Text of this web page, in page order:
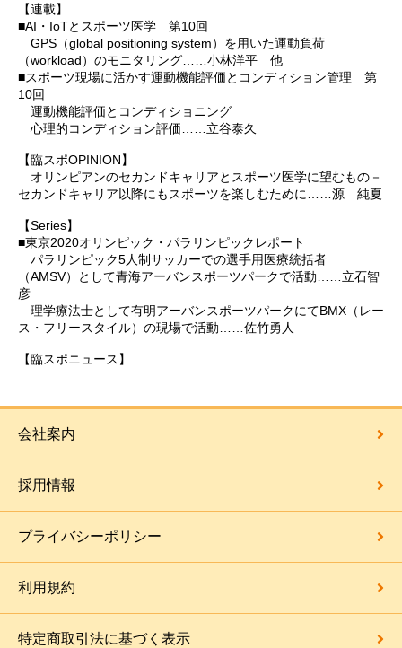
【連載】
■AI・IoTとスポーツ医学 第10回
GPS（global positioning system）を用いた運動負荷
（workload）のモニタリング……小林洋平 他
■スポーツ現場に活かす運動機能評価とコンディション管理 第
10回
運動機能評価とコンディショニング
心理的コンディション評価……立谷泰久
【臨スポOPINION】
オリンピアンのセカンドキャリアとスポーツ医学に望むもの－
セカンドキャリア以降にもスポーツを楽しむために……源 純夏
【Series】
■東京2020オリンピック・パラリンピックレポート
パラリンピック5人制サッカーでの選手用医療統括者
（AMSV）として青海アーバンスポーツパークで活動……立石智
彦
理学療法士として有明アーバンスポーツパークにてBMX（レー
ス・フリースタイル）の現場で活動……佐竹勇人
【臨スポニュース】
会社案内
採用情報
プライバシーポリシー
利用規約
特定商取引法に基づく表示